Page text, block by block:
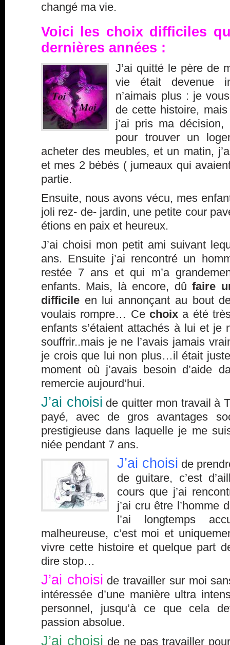
changé ma vie.
Voici les choix difficiles
dernières années :
J’ai quitté le père de
vie était devenue
n’aimais plus : je
de cette histoire,
j’ai pris ma
pour trouver un
acheter des meubles, et un matin,
et mes 2 bébés ( jumeaux qui
partie.
Ensuite, nous avons vécu, mes
joli rez- de- jardin, une petite cour
étions en paix et heureux.
J’ai choisi mon petit ami suivant
ans. Ensuite j’ai rencontré un
restée 7 ans et qui m’a
enfants. Mais, là encore, dûfaire
difficile en lui annonçant au bout
voulais rompre… Cechoix a été
enfants s’étaient attachés à lui et je
souffrir..mais je ne l’avais jamais
je crois que lui non plus…il était
moment où j’avais besoin d’aide
remercie aujourd’hui.
J’ai choisi de quitter mon travail à
payé, avec de gros avantages
prestigieuse dans laquelle je me
niée pendant 7 ans.
J’ai choisi de
de guitare, c’est
cours que j’ai
j’ai cru être
l’ai longtemps
malheureuse, c’est moi et
vivre cette histoire et quelque part
dire stop…
J’ai choisi de travailler sur moi
intéressée d’une manière ultra
personnel, jusqu’à ce que cela
passion absolue.
J’ai choisi de ne pas travailler